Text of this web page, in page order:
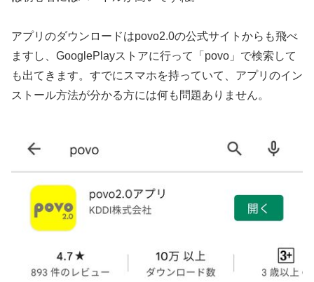
アプリのダウンロードはpovo2.0の公式サイトからも飛べ
ますし、GooglePlayストアに行って「povo」で検索して
も出てきます。すでにスマホを持っていて、アプリのイン
ストール方法が分かる方には何も問題ありません。